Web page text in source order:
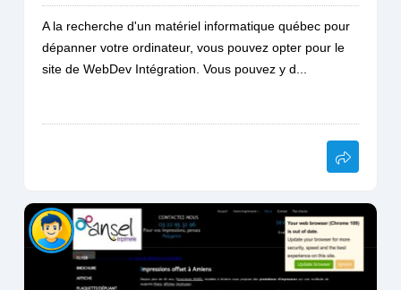
A la recherche d'un matériel informatique québec pour
dépanner votre ordinateur, vous pouvez opter pour le
site de WebDev Intégration. Vous pouvez y d...